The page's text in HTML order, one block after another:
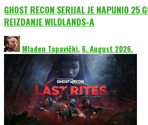
GHOST RECON SERIJAL JE NAPUNIO 25
REIZDANJE WILDLANDS-A
Mladen Tapavički, 6. August 2026.